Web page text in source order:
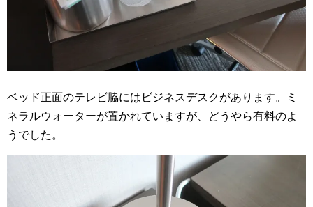
ベッド正面のテレビ脇にはビジネスデスクがあります。ミ
ネラルウォーターが置かれていますが、どうやら有料のよ
うでした。